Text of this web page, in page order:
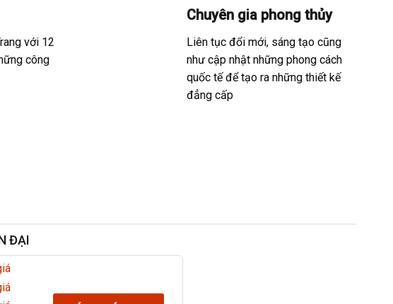
với 12
công
Chuyên gia phong thủy
Liên tục đổi mới, sáng tạo cũng
như cập nhật những phong cách
quốc tế để tạo ra những thiết kế
đẳng cấp
ĐẠI